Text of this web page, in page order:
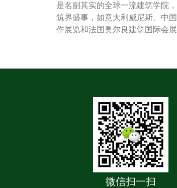
是名副其实的全球一流建筑学院
筑界盛事，如意大利威尼斯、中
作展览和法国奥尔良建筑国际会展
微信扫一扫